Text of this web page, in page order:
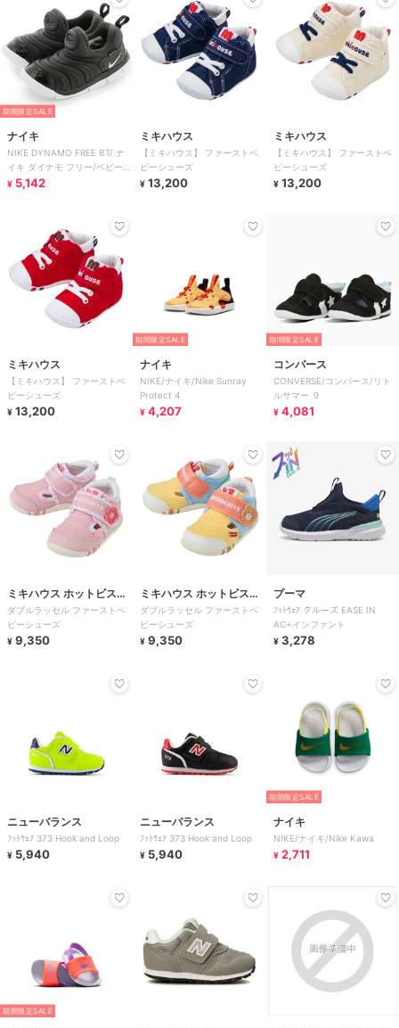
期間限定SALE
ナイキ
NIKE DYNAMO FREE BT/ ナ
イキ ダイナモ フリー/ベビー/
スリッポン
¥ 5,142
ミキハウス
【ミキハウス】 ファーストベ
ビーシューズ
¥ 13,200
ミキハウス
【ミキハウス】 ファーストベ
ビーシューズ
¥ 13,200
ミキハウス
【ミキハウス】 ファーストベ
ビーシューズ
¥ 13,200
期間限定SALE
ナイキ
NIKE/ナイキ/Nike Sunray
Protect 4
¥ 4,207
期間限定SALE
コンバース
CONVERSE/コンバース/リト
ルサマー ９
¥ 4,081
ミキハウス ホットビスケ
ッツ
ダブルラッセル ファーストベ
ビーシューズ
¥ 9,350
ミキハウス ホットビスケ
ッツ
ダブルラッセル ファーストベ
ビーシューズ
¥ 9,350
プーマ
ﾌｯﾄｳｪｱ クルーズ EASE IN
AC+インファント
¥ 3,278
ニューバランス
ﾌｯﾄｳｪｱ 373 Hook and Loop
¥ 5,940
ニューバランス
ﾌｯﾄｳｪｱ 373 Hook and Loop
¥ 5,940
期間限定SALE
ナイキ
NIKE/ナイキ/Nike Kawa
¥ 2,711
期間限定SALE